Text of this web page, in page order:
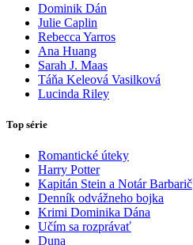
Dominik Dán
Julie Caplin
Rebecca Yarros
Ana Huang
Sarah J. Maas
Táňa Keleová Vasilková
Lucinda Riley
Top série
Romantické úteky
Harry Potter
Kapitán Stein a Notár Barbarič
Denník odvážneho bojka
Krimi Dominika Dána
Učím sa rozprávať
Duna